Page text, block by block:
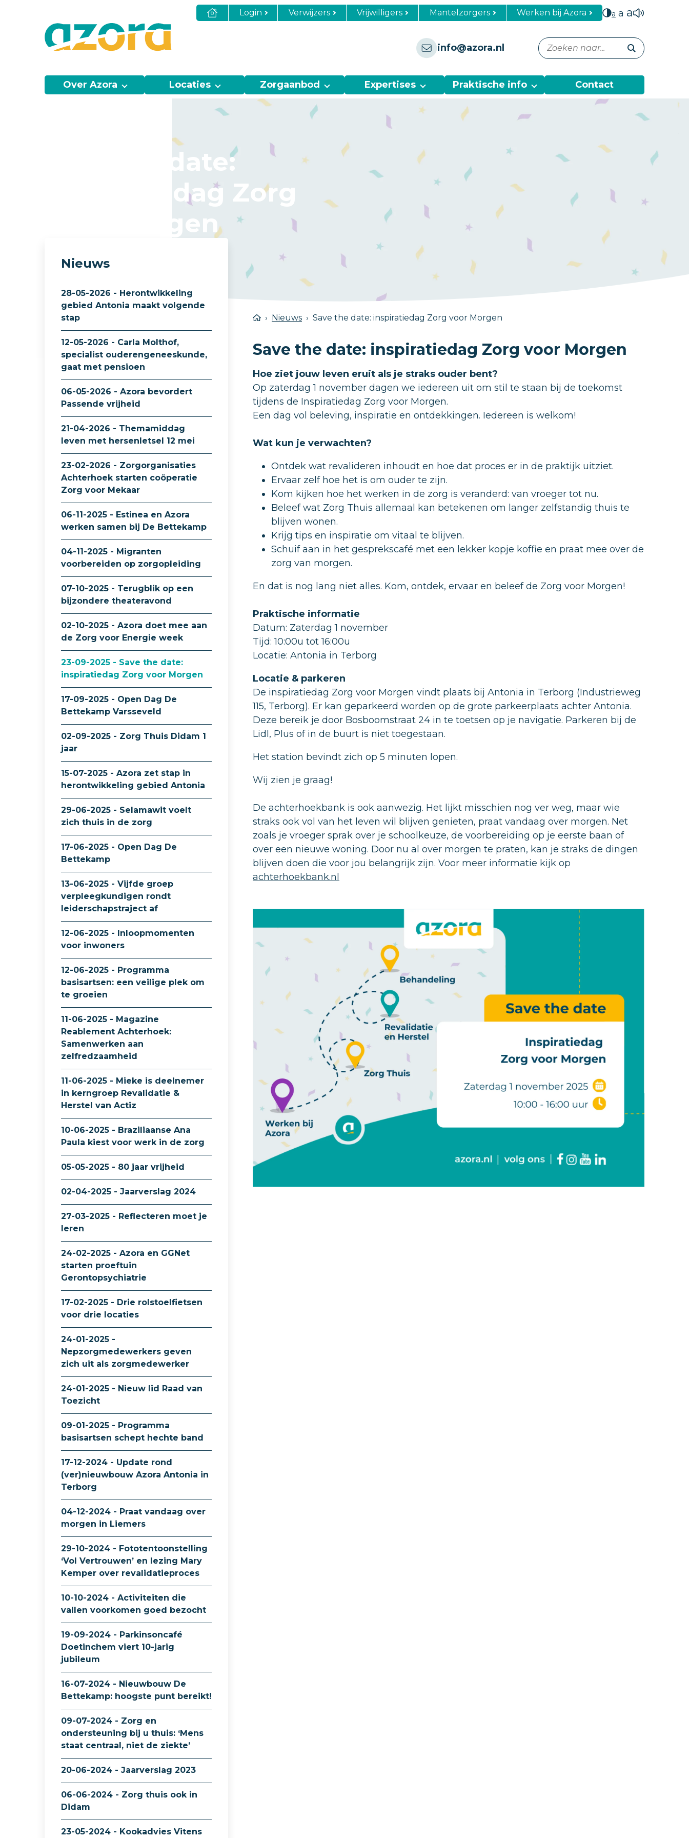
Login Verwijzers Vrijwilligers Mantelzorgers Werken bij Azora a a a
info@azora.nl
Over Azora Locaties Zorgaanbod Expertises Praktische info Contact
Save the date:
inspiratiedag Zorg
voor Morgen
Nieuws Save the date: inspiratiedag Zorg voor Morgen
Save the date: inspiratiedag Zorg voor Morgen
Hoe ziet jouw leven eruit als je straks ouder bent?
Op zaterdag 1 november dagen we iedereen uit om stil te staan bij de toekomst
tijdens de Inspiratiedag Zorg voor Morgen.
Een dag vol beleving, inspiratie en ontdekkingen. Iedereen is welkom!
Wat kun je verwachten?
Ontdek wat revalideren inhoudt en hoe dat proces er in de praktijk uitziet.
Ervaar zelf hoe het is om ouder te zijn.
Kom kijken hoe het werken in de zorg is veranderd: van vroeger tot nu.
Beleef wat Zorg Thuis allemaal kan betekenen om langer zelfstandig thuis te
blijven wonen.
Krijg tips en inspiratie om vitaal te blijven.
Schuif aan in het gesprekscafé met een lekker kopje koffie en praat mee over de
zorg van morgen.
En dat is nog lang niet alles. Kom, ontdek, ervaar en beleef de Zorg voor Morgen!
Praktische informatie
Datum: Zaterdag 1 november
Tijd: 10:00u tot 16:00u
Locatie: Antonia in Terborg
Locatie & parkeren
De inspiratiedag Zorg voor Morgen vindt plaats bij Antonia in Terborg (Industrieweg
115, Terborg). Er kan geparkeerd worden op de grote parkeerplaats achter Antonia.
Deze bereik je door Bosboomstraat 24 in te toetsen op je navigatie. Parkeren bij de
Lidl, Plus of in de buurt is niet toegestaan.
Het station bevindt zich op 5 minuten lopen.
Wij zien je graag!
De achterhoekbank is ook aanwezig. Het lijkt misschien nog ver weg, maar wie
straks ook vol van het leven wil blijven genieten, praat vandaag over morgen. Net
zoals je vroeger sprak over je schoolkeuze, de voorbereiding op je eerste baan of
over een nieuwe woning. Door nu al over morgen te praten, kan je straks de dingen
blijven doen die voor jou belangrijk zijn. Voor meer informatie kijk op
achterhoekbank.nl
Nieuws
28-05-2026 - Herontwikkeling
gebied Antonia maakt volgende
stap
12-05-2026 - Carla Molthof,
specialist ouderengeneeskunde,
gaat met pensioen
06-05-2026 - Azora bevordert
Passende vrijheid
21-04-2026 - Themamiddag
leven met hersenletsel 12 mei
23-02-2026 - Zorgorganisaties
Achterhoek starten coöperatie
Zorg voor Mekaar
06-11-2025 - Estinea en Azora
werken samen bij De Bettekamp
04-11-2025 - Migranten
voorbereiden op zorgopleiding
07-10-2025 - Terugblik op een
bijzondere theateravond
02-10-2025 - Azora doet mee aan
de Zorg voor Energie week
23-09-2025 - Save the date:
inspiratiedag Zorg voor Morgen
17-09-2025 - Open Dag De
Bettekamp Varsseveld
02-09-2025 - Zorg Thuis Didam 1
jaar
15-07-2025 - Azora zet stap in
herontwikkeling gebied Antonia
29-06-2025 - Selamawit voelt
zich thuis in de zorg
17-06-2025 - Open Dag De
Bettekamp
13-06-2025 - Vijfde groep
verpleegkundigen rondt
leiderschapstraject af
12-06-2025 - Inloopmomenten
voor inwoners
12-06-2025 - Programma
basisartsen: een veilige plek om
te groeien
11-06-2025 - Magazine
Reablement Achterhoek:
Samenwerken aan
zelfredzaamheid
11-06-2025 - Mieke is deelnemer
in kerngroep Revalidatie &
Herstel van Actiz
10-06-2025 - Braziliaanse Ana
Paula kiest voor werk in de zorg
05-05-2025 - 80 jaar vrijheid
02-04-2025 - Jaarverslag 2024
27-03-2025 - Reflecteren moet je
leren
24-02-2025 - Azora en GGNet
starten proeftuin
Gerontopsychiatrie
17-02-2025 - Drie rolstoelfietsen
voor drie locaties
24-01-2025 -
Nepzorgmedewerkers geven
zich uit als zorgmedewerker
24-01-2025 - Nieuw lid Raad van
Toezicht
09-01-2025 - Programma
basisartsen schept hechte band
17-12-2024 - Update rond
(ver)nieuwbouw Azora Antonia in
Terborg
04-12-2024 - Praat vandaag over
morgen in Liemers
29-10-2024 - Fototentoonstelling
‘Vol Vertrouwen’ en lezing Mary
Kemper over revalidatieproces
10-10-2024 - Activiteiten die
vallen voorkomen goed bezocht
19-09-2024 - Parkinsoncafé
Doetinchem viert 10-jarig
jubileum
16-07-2024 - Nieuwbouw De
Bettekamp: hoogste punt bereikt!
09-07-2024 - Zorg en
ondersteuning bij u thuis: ‘Mens
staat centraal, niet de ziekte’
20-06-2024 - Jaarverslag 2023
06-06-2024 - Zorg thuis ook in
Didam
23-05-2024 - Kookadvies Vitens